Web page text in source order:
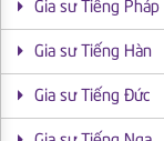
Gia sư Tiếng Pháp
Gia sư Tiếng Hàn
Gia sư Tiếng Đức